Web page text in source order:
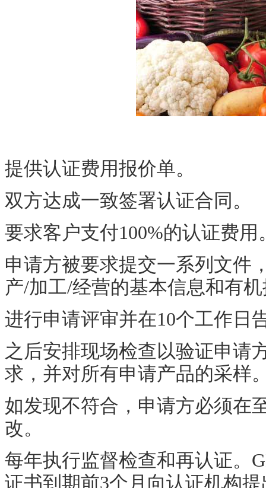
提供认证费用报价单。
双方达成一致签署认证合同。
要求客户支付100%的认证费用
申请方被要求提交一系列文件
产/加工/经营的基本信息和有
进行申请评审并在10个工作日
之后安排现场检查以验证申请
求，并对所有申请产品的采样
如发现不符合，申请方必须在
改。
每年执行监督检查和再认证。
证书到期前3个月向认证机构